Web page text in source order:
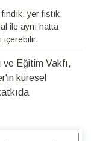
yer fıstık,
ile aynı hatta
içerebilir.
ve Eğitim Vakfı,
küresel